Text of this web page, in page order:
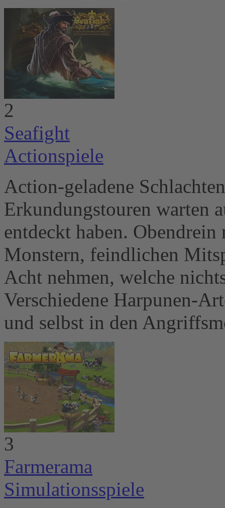
2
Seafight
Actionspiele
Action-geladene
Erkundungstouren warten
entdeckt haben.
Monstern, feindlichen
Acht nehmen, welche
Verschiedene Harpunen-
und selbst in den
3
Farmerama
Simulationsspiele